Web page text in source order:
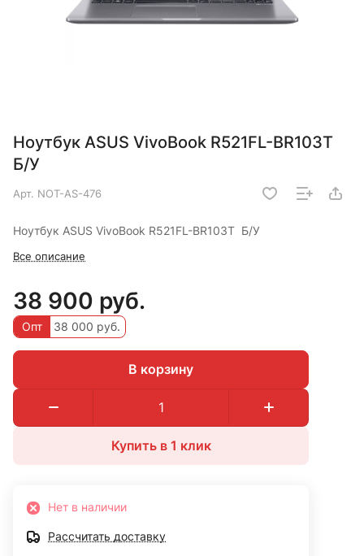
Ноутбук ASUS VivoBook R521FL-BR103T
Б/У
Арт. NOT-AS-476
Ноутбук ASUS VivoBook R521FL-BR103T Б/У
Все описание
38 900 руб.
Опт 38 000 руб.
В корзину
Купить в 1 клик
Нет в наличии
Рассчитать доставку